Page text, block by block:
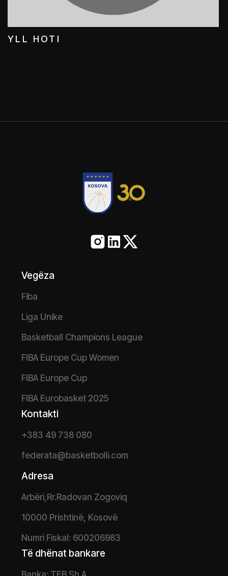
YLL HOTI
Vegëza
Fiba
Liga Unike
Basketball Champions League
FIBA Europe Cup Women
FIBA Europe Cup
FIBA Eurobasket 2025
Kontakti
+383 49 738 080
federata@basketbolli.com
Adresa
Arbëri,Rr.Radovan Zogoviq
10000 Prishtinë, Kosovë
Numri Fiskal: 600206983
Të dhënat bankare